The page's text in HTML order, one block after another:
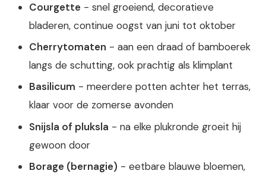
Courgette - snel groeiend, decoratieve
bladeren, continue oogst van juni tot oktober
Cherrytomaten - aan een draad of bamboerek
langs de schutting, ook prachtig als klimplant
Basilicum - meerdere potten achter het terras,
klaar voor de zomerse avonden
Snijsla of pluksla - na elke plukronde groeit hij
gewoon door
Borage (bernagie) - eetbare blauwe bloemen,